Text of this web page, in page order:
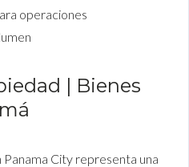
operaciones
| Bienes
City representa una